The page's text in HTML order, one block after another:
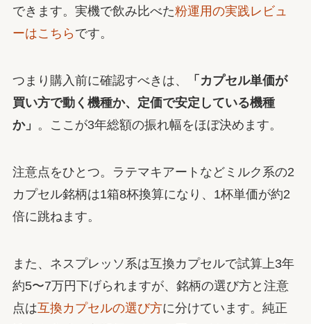
できます。実機で飲み比べた粉運用の実践レビュ
ーはこちら です。
つまり購入前に確認すべきは、
「カプセル単価が
買い方で動く機種か、定価で安定している機種
か」 。ここが3年総額の振れ幅をほぼ決めます。
注意点をひとつ。ラテマキアートなどミルク系の2
カプセル銘柄は1箱8杯換算になり、1杯単価が約2
倍に跳ねます。
また、ネスプレッソ系は互換カプセルで試算上3年
約5〜7万円下げられますが、銘柄の選び方と注意
点は互換カプセルの選び方に分けています。純正